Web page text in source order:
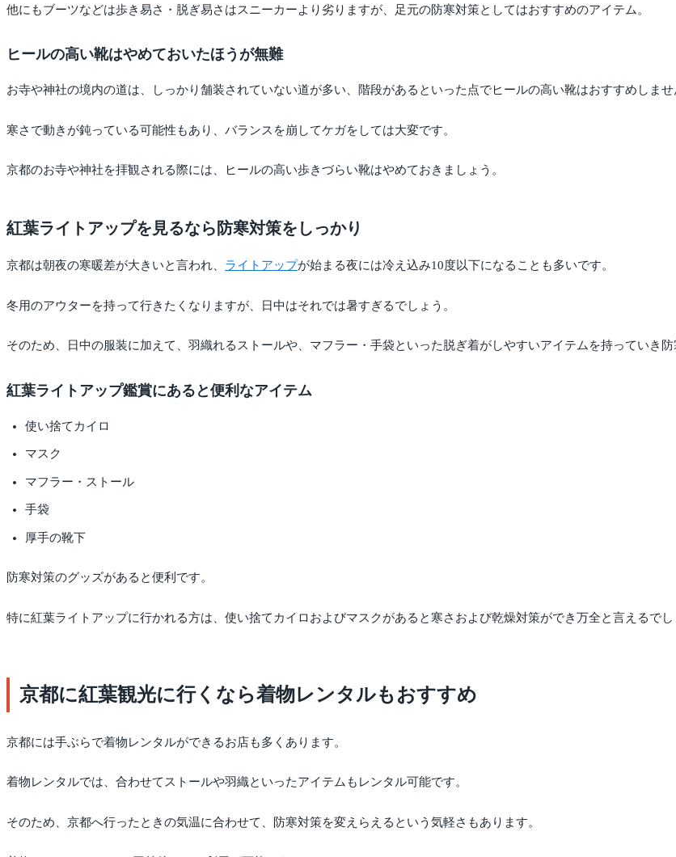
他にもブーツなどは歩き易さ・脱ぎ易さはスニーカーより劣りますが、足元の防寒対策としてはおすすめのアイテム。
ヒールの高い靴はやめておいたほうが無難
お寺や神社の境内の道は、しっかり舗装されていない道が多い、階段があるといった点でヒールの高い靴はおすすめしませ
寒さで動きが鈍っている可能性もあり、バランスを崩してケガをしては大変です。
京都のお寺や神社を拝観される際には、ヒールの高い歩きづらい靴はやめておきましょう。
紅葉ライトアップを見るなら防寒対策をしっかり
京都は朝夜の寒暖差が大きいと言われ、 ライトアップが始まる夜には冷え込み10度以下になることも多いです。
冬用のアウターを持って行きたくなりますが、日中はそれでは暑すぎるでしょう。
そのため、日中の服装に加えて、羽織れるストールや、マフラー・手袋といった脱ぎ着がしやすいアイテムを持っていき防
紅葉ライトアップ鑑賞にあると便利なアイテム
使い捨てカイロ
マスク
マフラー・ストール
手袋
厚手の靴下
防寒対策のグッズがあると便利です。
特に紅葉ライトアップに行かれる方は、使い捨てカイロおよびマスクがあると寒さおよび乾燥対策ができ万全と言えるでし
京都に紅葉観光に行くなら着物レンタルもおすすめ
京都には手ぶらで着物レンタルができるお店も多くあります。
着物レンタルでは、合わせてストールや羽織といったアイテムもレンタル可能です。
そのため、京都へ行ったときの気温に合わせて、防寒対策を変えらえるという気軽さもあります。